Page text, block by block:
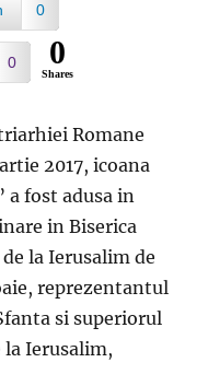
0
0 0
Shares
Romane
2017, icoana
fost adusa in
in Biserica
la Ierusalim de
reprezentantul
si superiorul
Ierusalim,